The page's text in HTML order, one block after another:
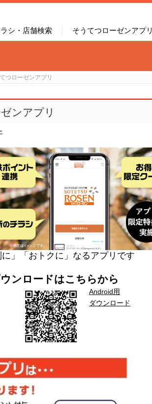
シ・店舗検索 そうてつローゼンアプリ
つローゼンアプリ
ンアプリ
」「おトクに」なるアプリです
ンロードはこちらから
Android用
ダウンロード